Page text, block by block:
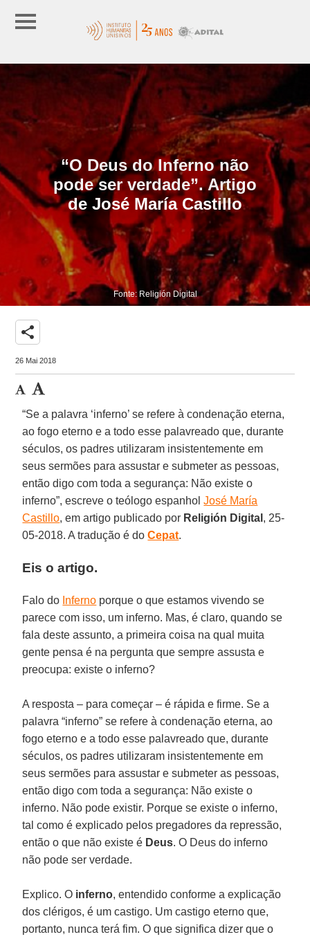
“O Deus do Inferno não
pode ser verdade”. Artigo
de José María Castillo
Fonte: Religión Digital
share
26 Mai 2018
“Se a palavra ‘inferno’ se refere à condenação eterna,
ao fogo eterno e a todo esse palavreado que, durante
séculos, os padres utilizaram insistentemente em
seus sermões para assustar e submeter as pessoas,
então digo com toda a segurança: Não existe o
inferno”, escreve o teólogo espanholJosé María
Castillo, em artigo publicado por Religión Digital , 25-
05-2018. A tradução é doCepat.
Eis o artigo.
Falo do Inferno porque o que estamos vivendo se
parece com isso, um inferno. Mas, é claro, quando se
fala deste assunto, a primeira coisa na qual muita
gente pensa é na pergunta que sempre assusta e
preocupa: existe o inferno?
A resposta – para começar – é rápida e firme. Se a
palavra “inferno” se refere à condenação eterna, ao
fogo eterno e a todo esse palavreado que, durante
séculos, os padres utilizaram insistentemente em
seus sermões para assustar e submeter as pessoas,
então digo com toda a segurança: Não existe o
inferno. Não pode existir. Porque se existe o inferno,
tal como é explicado pelos pregadores da repressão,
então o que não existe é Deus. O Deus do inferno
não pode ser verdade.
Explico. O inferno, entendido conforme a explicação
dos clérigos, é um castigo. Um castigo eterno que,
portanto, nunca terá fim. O que significa dizer que o